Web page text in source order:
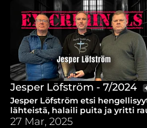
Jesper Löfström - 7/2024
Jesper Löfström etsi
lähteistä, halaili puita ja yritti
huumeilla. Mihin tie vei?
27 Mar, 2025